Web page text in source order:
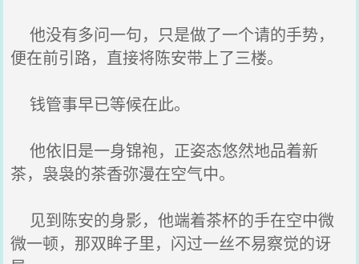
他没有多问一句，只是做了一个请的手势，
便在前引路，直接将陈安带上了三楼。
钱管事早已等候在此。
他依旧是一身锦袍，正姿态悠然地品着新
茶，袅袅的茶香弥漫在空气中。
见到陈安的身影，他端着茶杯的手在空中微
微一顿，那双眸子里，闪过一丝不易察觉的讶